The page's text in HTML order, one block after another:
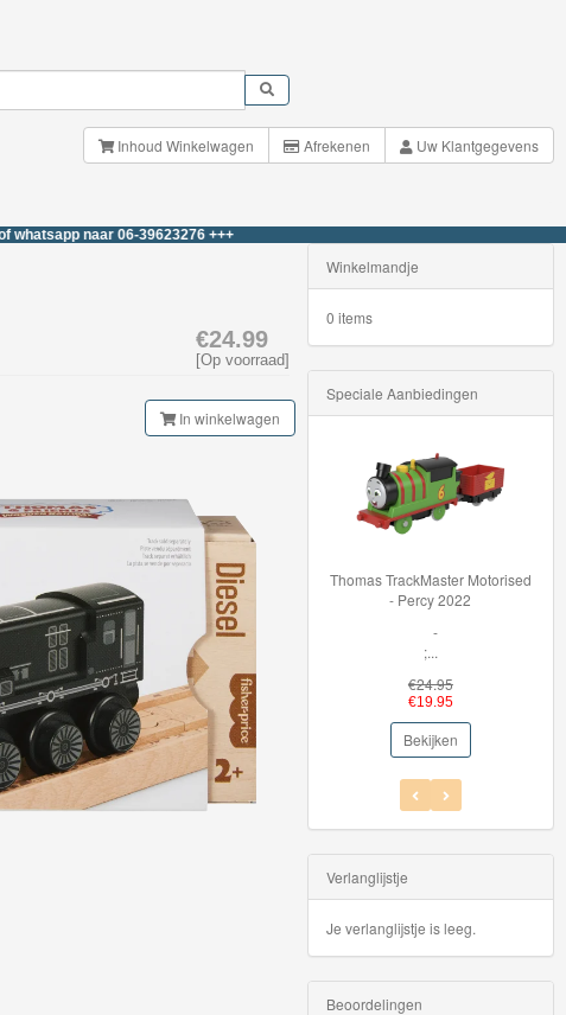
Inhoud Winkelwagen Afrekenen
Uw Klantgegevens
naar 06-39623276 +++
€24.99
[Op voorraad]
In winkelwagen
Winkelmandje
0 items
Speciale Aanbiedingen
Thomas TrackMaster Motorised
- Percy 2022
-
€24.95
€19.95
Bekijken
36002 BRIO My First Railway
Light Up Rainbow Set
Volg de lichtjes en ...
€59.95
€44.95
Bekijken
Verlanglijstje
Je verlanglijstje is leeg.
Beoordelingen